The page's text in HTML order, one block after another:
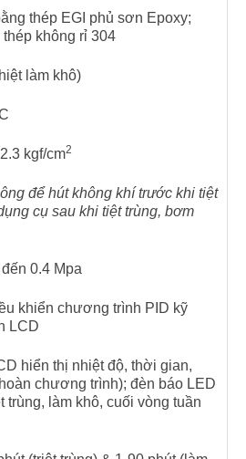
thép EGI phủ sơn Epoxy;
không rỉ 304
làm khô)
kgf/cm2
để hút không khí trước khi tiệt
cụ sau khi tiệt trùng, bơm
0.4 Mpa
khiển chương trình PID kỹ
LCD
hiển thị nhiệt độ, thời gian,
chương trình); đèn báo LED
trùng, làm khô, cuối vòng tuần